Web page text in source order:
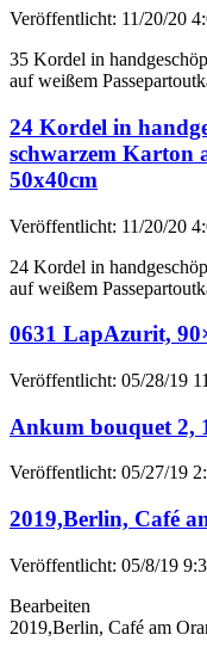
Veröffentlicht: 11/20/20
35 Kordel in
auf weißem
24 Kordel in
schwarzem Karton
50x40cm
Veröffentlicht: 11/20/20
24 Kordel in
auf weißem
0631 LapAzurit,
Veröffentlicht: 05/28/19
Ankum bouquet 2,
Veröffentlicht: 05/27/19
2019,Berlin, Café
Veröffentlicht: 05/8/19
Bearbeiten
2019,Berlin, Café am